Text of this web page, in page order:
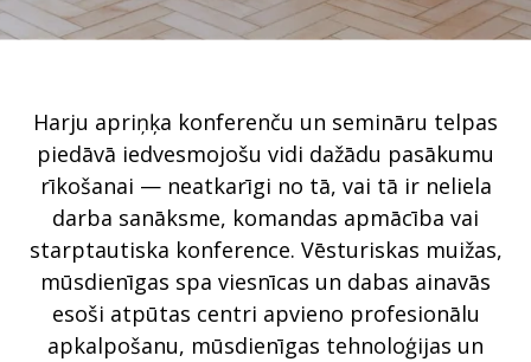
Harju apriņķa konferenču un semināru telpas
piedāvā iedvesmojošu vidi dažādu pasākumu
rīkošanai — neatkarīgi no tā, vai tā ir neliela
darba sanāksme, komandas apmācība vai
starptautiska konference. Vēsturiskas muižas,
mūsdienīgas spa viesnīcas un dabas ainavās
esoši atpūtas centri apvieno profesionālu
apkalpošanu, mūsdienīgas tehnoloģijas un